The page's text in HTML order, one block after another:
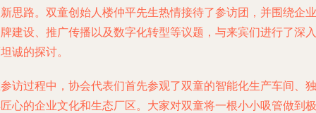
思路。双童创始人楼仲平先生热情接待了参访团，并围绕企业
建设、推广传播以及数字化转型等议题，与来宾们进行了深入
诚的探讨。
访过程中，协会代表们首先参观了双童的智能化生产车间、独
心的企业文化和生态厂区。大家对双童将一根小小吸管做到极